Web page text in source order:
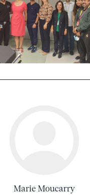
Marie Moucarry